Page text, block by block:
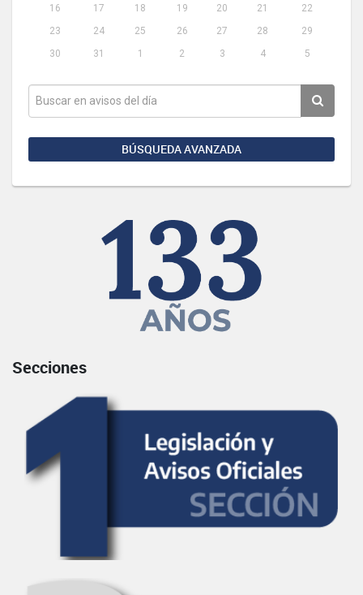
16
17 18 19 20 21
22
23
24 25 26 27 28
29
30
31 1 2 3 4 5
BÚSQUEDA AVANZADA
Secciones